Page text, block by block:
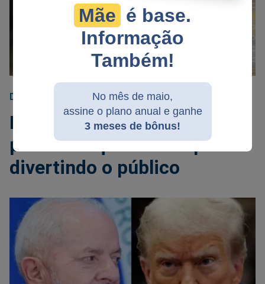
Mãe é base.
Informação
Também!
No mês de maio,
assine o plano anual e ganhe
3 meses de bônus!
DONALD TRUMP 24/02/2025
Lula virou um zumbi
putrefato que se comporta
divertindo o público